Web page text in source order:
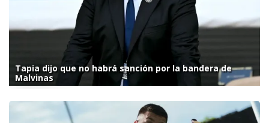
Tapia dijo que no habrá sanción por la bandera de
Malvinas